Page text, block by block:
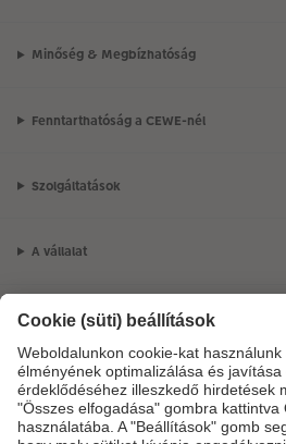
Minőség & Megbízhatóság
Fenntarthatóság a CEWE-nél
Szolgáltatások
A vállalat
Termékkínálat
CEWE Fotóvilág